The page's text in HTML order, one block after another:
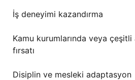
İş deneyimi kazandırma
Kamu kurumlarında veya çeşitli
fırsatı
Disiplin ve mesleki adaptasyon